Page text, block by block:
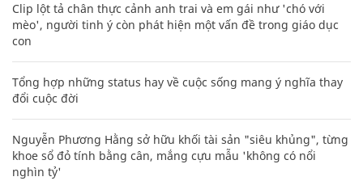
Clip lột tả chân thực cảnh anh trai và em gái như 'chó với
mèo', người tinh ý còn phát hiện một vấn đề trong giáo dục
con
Tổng hợp những status hay về cuộc sống mang ý nghĩa thay
đổi cuộc đời
Nguyễn Phương Hằng sở hữu khối tài sản "siêu khủng", từng
khoe sổ đỏ tính bằng cân, mắng cựu mẫu 'không có nổi
nghìn tỷ'